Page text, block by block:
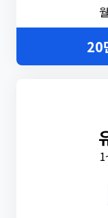
월
20